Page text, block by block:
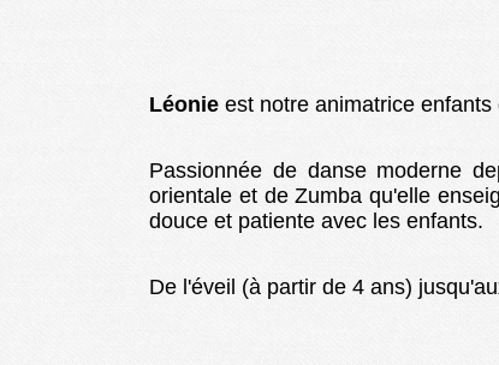
Léonie est notre animatrice enfants
Passionnée de danse moderne
orientale et de Zumba qu'elle
douce et patiente avec les enfants.
De l'éveil (à partir de 4 ans)